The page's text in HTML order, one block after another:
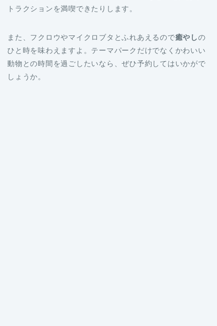
トラクションを満喫できたりします。
また、フクロウやマイクロブタとふれあえるので癒やしの
ひと時を味わえますよ。テーマパークだけでなくかわいい
動物との時間を過ごしたいなら、ぜひ予約してはいかがで
しょうか。